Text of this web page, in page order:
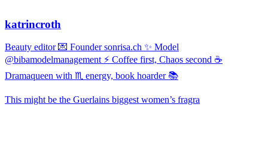
katrincroth
Beauty editor 💌 Founder sonrisa.ch ✨ Model
@bibamodelmanagement ⚡ Coffee first, Chaos second ☕
Dramaqueen with ♏ energy, book hoarder 📚
This might be the Guerlains biggest women’s fragra